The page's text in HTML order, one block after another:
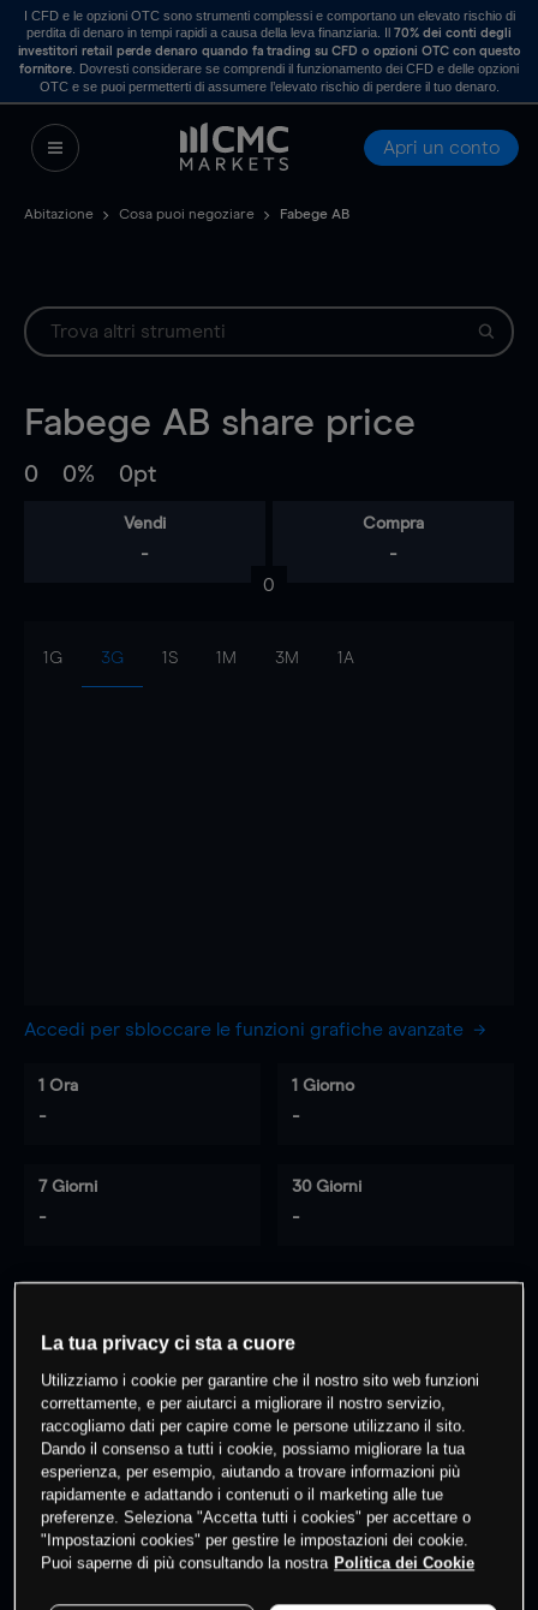
I CFD e le opzioni OTC sono strumenti complessi e comportano un elevato rischio di
perdita di denaro in tempi rapidi a causa della leva finanziaria. Il70% dei conti degli
investitori retail perde denaro quando fa trading su CFD o opzioni OTC con questo
fornitore . Dovresti considerare se comprendi il funzionamento dei CFD e delle opzioni
OTC e se puoi permetterti di assumere l’elevato rischio di perdere il tuo denaro.
Apri un conto
Abitazione Cosa puoi negoziare Fabege AB
Fabege AB share price
0 0% 0pt
Vendi
-
Compra
-
0
1G 3G 1S 1M 3M 1A
Accedi per sbloccare le funzioni grafiche avanzate
1 Ora
-
1 Giorno
-
7 Giorni
-
30 Giorni
-
questo prodotto
Fai trading
La tua privacy ci sta a cuore
Utilizziamo i cookie per garantire che il nostro sito web funzioni
correttamente, e per aiutarci a migliorare il nostro servizio,
raccogliamo dati per capire come le persone utilizzano il sito.
Dando il consenso a tutti i cookie, possiamo migliorare la tua
esperienza, per esempio, aiutando a trovare informazioni più
rapidamente e adattando i contenuti o il marketing alle tue
preferenze. Seleziona "Accetta tutti i cookies" per accettare o
"Impostazioni cookies" per gestire le impostazioni dei cookie.
Puoi saperne di più consultando la nostra Politica dei Cookie